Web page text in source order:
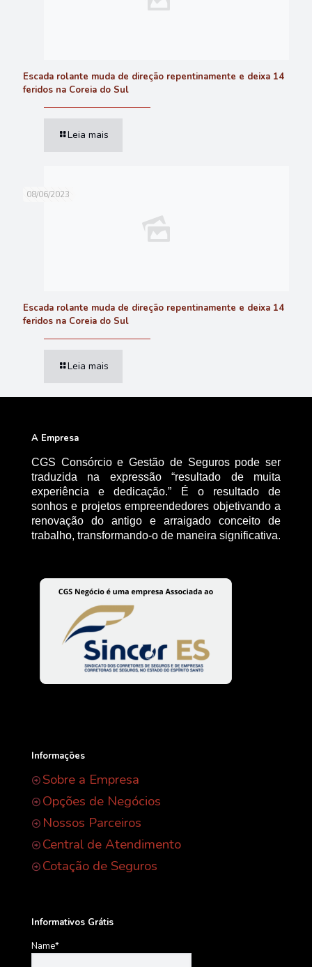
Escada rolante muda de direção repentinamente e deixa 14
feridos na Coreia do Sul
Leia mais
08/06/2023
Escada rolante muda de direção repentinamente e deixa 14
feridos na Coreia do Sul
Leia mais
A Empresa
CGS Consórcio e Gestão de Seguros pode ser
traduzida na expressão “resultado de muita
experiência e dedicação.” É o resultado de
sonhos e projetos empreendedores objetivando a
renovação do antigo e arraigado conceito de
trabalho, transformando-o de maneira significativa.
Informações
Sobre a Empresa
Opções de Negócios
Nossos Parceiros
Central de Atendimento
Cotação de Seguros
Informativos Grátis
Name*